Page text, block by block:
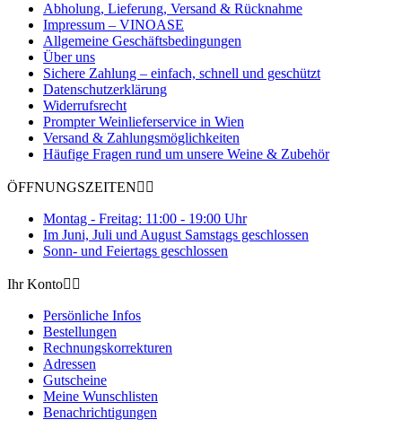
Abholung, Lieferung, Versand & Rücknahme
Impressum – VINOASE
Allgemeine Geschäftsbedingungen
Über uns
Sichere Zahlung – einfach, schnell und geschützt
Datenschutzerklärung
Widerrufsrecht
Prompter Weinlieferservice in Wien
Versand & Zahlungsmöglichkeiten
Häufige Fragen rund um unsere Weine & Zubehör
ÖFFNUNGSZEITEN 
Montag - Freitag: 11:00 - 19:00 Uhr
Im Juni, Juli und August Samstags geschlossen
Sonn- und Feiertags geschlossen
Ihr Konto 
Persönliche Infos
Bestellungen
Rechnungskorrekturen
Adressen
Gutscheine
Meine Wunschlisten
Benachrichtigungen